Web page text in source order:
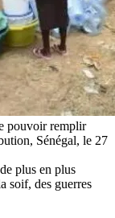
pouvoir remplir
Sénégal, le 27
plus en plus
soif, des guerres